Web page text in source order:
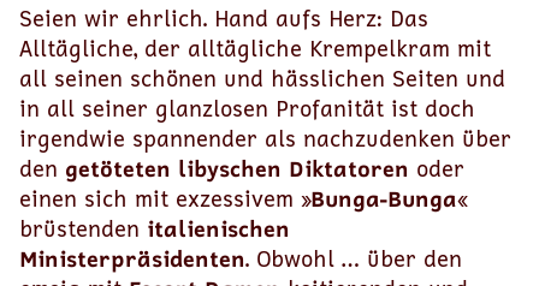
Seien wir ehrlich. Hand aufs Herz: Das
Alltägliche, der alltägliche Krempelkram mit
all seinen schönen und hässlichen Seiten und
in all seiner glanzlosen Profanität ist doch
irgendwie spannender als nachzudenken über
den getöteten libyschen Diktatoren oder
einen sich mit exzessivem »Bunga-Bunga«
brüstenden italienischen
Ministerpräsidenten. Obwohl … über den